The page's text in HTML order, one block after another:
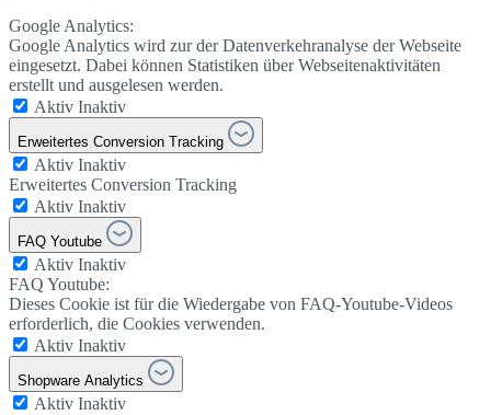
Google Analytics:
Google Analytics wird zur der Datenverkehranalyse der Webseite
eingesetzt. Dabei können Statistiken über Webseitenaktivitäten
erstellt und ausgelesen werden.
Aktiv Inaktiv
Erweitertes Conversion Tracking
Aktiv Inaktiv
Erweitertes Conversion Tracking
Aktiv Inaktiv
FAQ Youtube
Aktiv Inaktiv
FAQ Youtube:
Dieses Cookie ist für die Wiedergabe von FAQ-Youtube-Videos
erforderlich, die Cookies verwenden.
Aktiv Inaktiv
Shopware Analytics
Aktiv Inaktiv